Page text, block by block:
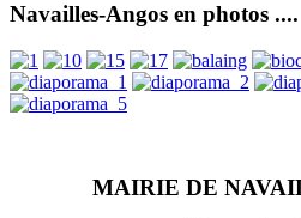
Navailles-Angos en photos ....
MAIRIE DE